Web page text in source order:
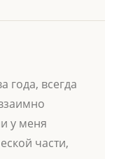
года, всегда
у меня
части,